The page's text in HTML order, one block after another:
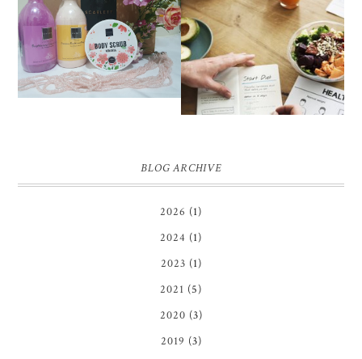
REVIEW SCARLETT
WHITENING BODY
LOTION, BODY SCRUB
DAN SHOWER SCRUB |
FIRST IMPRESSION
PENGALAMAN DIET
SEHAT TANPA
MENYIKSA HINGGA
BERAT BADAN IDEAL
BLOG ARCHIVE
2026 (1)
2024 (1)
2023 (1)
2021 (5)
2020 (3)
2019 (3)